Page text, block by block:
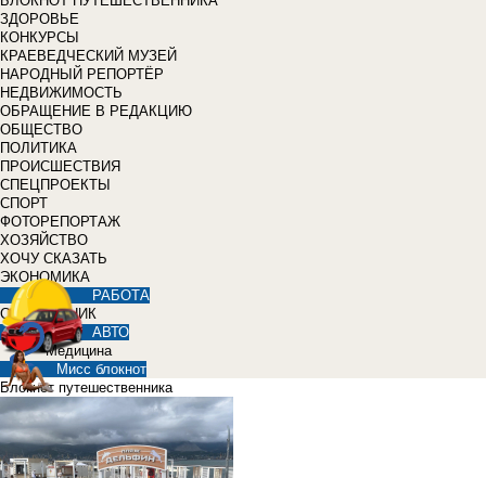
ЗДОРОВЬЕ
КОНКУРСЫ
КРАЕВЕДЧЕСКИЙ МУЗЕЙ
НАРОДНЫЙ РЕПОРТЁР
НЕДВИЖИМОСТЬ
ОБРАЩЕНИЕ В РЕДАКЦИЮ
ОБЩЕСТВО
ПОЛИТИКА
ПРОИСШЕСТВИЯ
СПЕЦПРОЕКТЫ
СПОРТ
ФОТОРЕПОРТАЖ
ХОЗЯЙСТВО
ХОЧУ СКАЗАТЬ
ЭКОНОМИКА
РАБОТА
СПРАВОЧНИК
АВТО
Медицина
Мисс блокнот
Блокнот путешественника